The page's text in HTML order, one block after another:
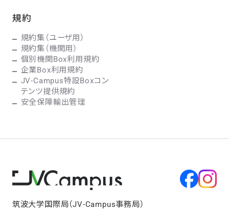
規約
規約集（ユーザ用）
規約集（機関用）
個別機関Box利用規約
企業Box利用規約
JV-Campus特設Boxコン
テンツ提供規約
安全保障輸出管理
筑波大学国際局（JV-Campus事務局）